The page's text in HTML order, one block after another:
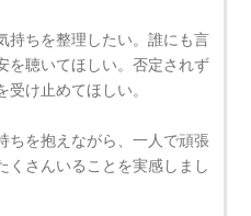
持ちを整理したい。誰にも言
を聴いてほしい。否定されず
受け止めてほしい。
ちを抱えながら、一人で頑張
くさんいることを実感しまし